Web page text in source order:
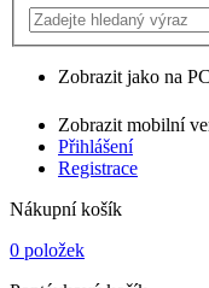
Zobrazit jako na PC
Zobrazit mobilní
Přihlášení
Registrace
Nákupní košík
0 položek